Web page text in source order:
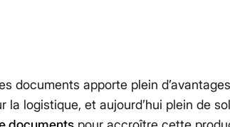
documents apporte plein
la logistique, et aujourd’hui plein de